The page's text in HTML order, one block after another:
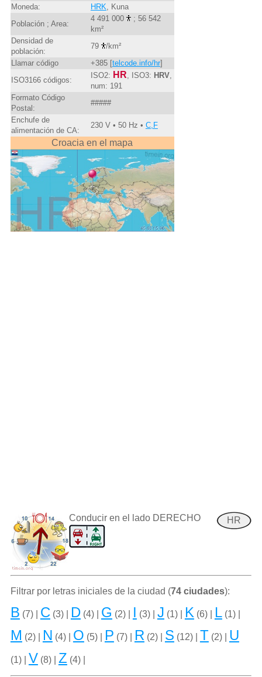
Moneda:
HRK , Kuna
Población ; Area:
4 491 000
; 56 542
km²
Densidad de
población:
79
/km²
Llamar código
+385 [telcode.info/hr]
ISO3166 códigos:
ISO2: HR , ISO3: HRV,
num: 191
Formato Código
Postal:
#####
Enchufe de
alimentación de CA:
230 V • 50 Hz • C,F
Croacia en el mapa
HR
Conducir en el lado DERECHO
Filtrar por letras iniciales de la ciudad (74 ciudades):
B (7) | C (3) | D(4) | G (2) | I (3) | J (1) | K (6) | L(1) |
M (2) | N (4) | O (5) | P (7) | R (2) | S (12) | T (2) | U
(1) | V (8) | Z (4) |